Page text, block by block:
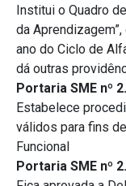
Institui o Quadro
da
ano do Ciclo de
dá outras
Portaria SME nº
Estabelece
válidos para fins
Funcional
Portaria SME nº